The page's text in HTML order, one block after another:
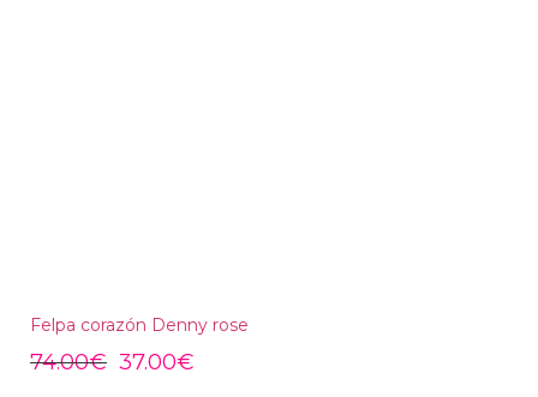
Felpa corazón Denny rose
74.00€ 37.00€